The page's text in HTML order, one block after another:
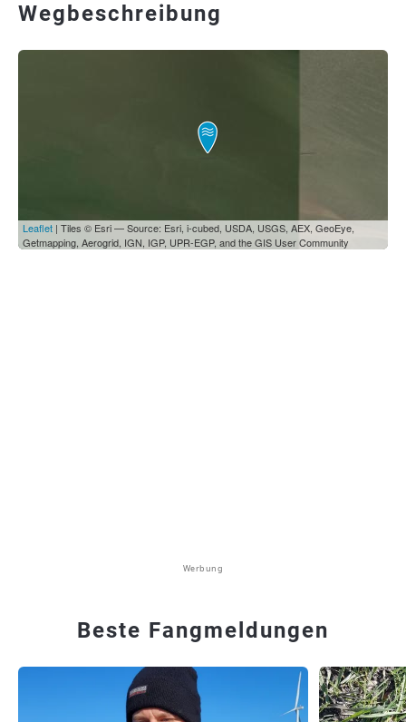
Wegbeschreibung
Leaflet | Tiles © Esri — Source: Esri, i-cubed, USDA, USGS, AEX, GeoEye,
Getmapping, Aerogrid, IGN, IGP, UPR-EGP, and the GIS User Community
Werbung
Beste Fangmeldungen